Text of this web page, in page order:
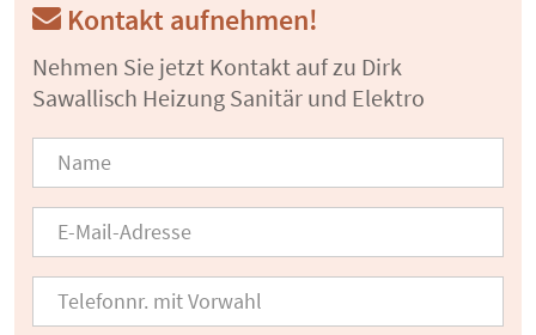
Kontakt aufnehmen!
Nehmen Sie jetzt Kontakt auf zu Dirk
Sawallisch Heizung Sanitär und Elektro